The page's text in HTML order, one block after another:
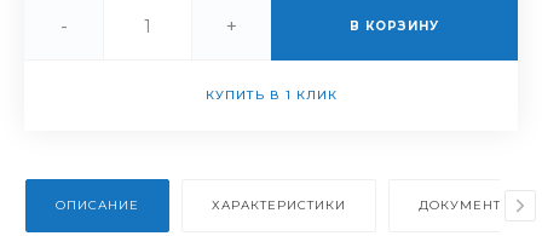
- + В КОРЗИНУ
КУПИТЬ В 1 КЛИК
ОПИСАНИЕ ХАРАКТЕРИСТИКИ ДОКУМЕНТЫ